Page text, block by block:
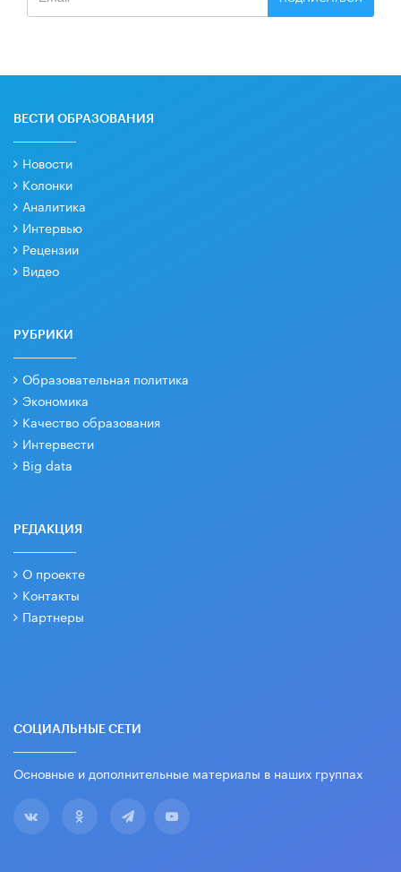
ВЕСТИ ОБРАЗОВАНИЯ
Новости
Колонки
Аналитика
Интервью
Рецензии
Видео
РУБРИКИ
Образовательная политика
Экономика
Качество образования
Интервести
Big data
РЕДАКЦИЯ
О проекте
Контакты
Партнеры
СОЦИАЛЬНЫЕ СЕТИ
Основные и дополнительные материалы в наших группах